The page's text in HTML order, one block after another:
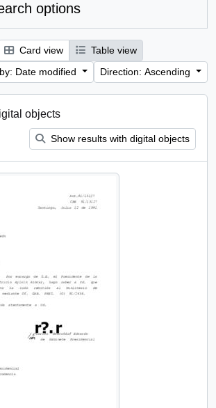
options
Card view
Table view
Date modified
Direction: Ascending
objects
Show results with digital objects